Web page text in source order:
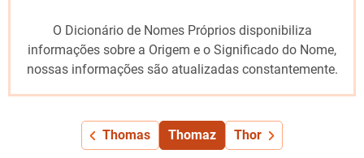
O Dicionário de Nomes Próprios disponibiliza
informações sobre a Origem e o Significado do Nome,
nossas informações são atualizadas constantemente.
Thomas Thomaz Thor